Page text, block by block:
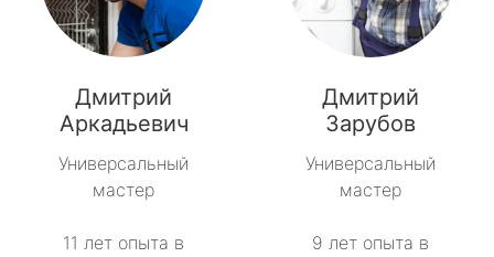
Дмитрий
Аркадьевич
Универсальный
мастер
11 лет опыта в
Дмитрий
Зарубов
Универсальный
мастер
9 лет опыта в